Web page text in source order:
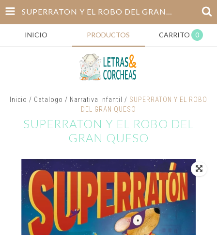
SUPERRATON Y EL ROBO DEL GRAN QUESO
INICIO PRODUCTOS CARRITO 0
Inicio / Catalogo / Narrativa Infantil / SUPERRATON Y EL ROBO
DEL GRAN QUESO
SUPERRATON Y EL ROBO DEL
GRAN QUESO